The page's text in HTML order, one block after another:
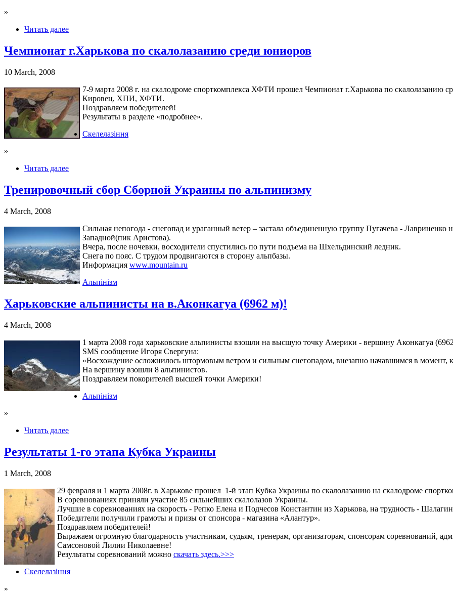
»
Читать далее
Чемпионат г.Харькова по скалолазанию среди юниоров
10 March, 2008
7-9 марта 2008 г. на скалодроме спорткомплекса ХФТИ прошел Чемпионат г.Харькова по скалолазанию
Кировец, ХПИ, ХФТИ.
Поздравляем победителей!
Результаты в разделе «подробнее».
Скелелазіння
»
Читать далее
Тренировочный сбор Сборной Украины по альпинизму
4 March, 2008
Сильная непогода - снегопад и ураганный ветер – застала объединенную группу Пугачева -
Западной(пик Аристова).
Вчера, после ночевки, восходители спустились по пути подъема на Шхельдинский ледник.
Снега по пояс. С трудом продвигаются в сторону альпбазы.
Информация www.mountain.ru
Альпінізм
Харьковские альпинисты на в.Аконкагуа (6962 м)!
4 March, 2008
1 марта 2008 года харьковские альпинисты взошли на высшую точку Америки - вершину Аконкагуа
SMS сообщение Игоря Свергуна:
«Восхождение осложнилось штормовым ветром и сильным снегопадом, внезапно начавшимся в момент,
На вершину взошли 8 альпинистов.
Поздравляем покорителей высшей точки Америки!
Альпінізм
»
Читать далее
Результаты 1-го этапа Кубка Украины
1 March, 2008
29 февраля и 1 марта 2008г. в Харькове прошел 1-й этап Кубка Украины по скалолазанию на скалодроме
В соревнованиях приняли участие 85 сильнейших скалолазов Украины.
Лучшие в соревнованиях на скорость - Репко Елена и Подчесов Константин из Харькова, на трудность -
Победители получили грамоты и призы от спонсора - магазина «Алантур».
Поздравляем победителей!
Выражаем огромную благодарность участникам, судьям, тренерам, организаторам, спонсорам соревнований,
Самсоновой Лилии Николаевне!
Результаты соревнований можно скачать здесь.>>>
Скелелазіння
»